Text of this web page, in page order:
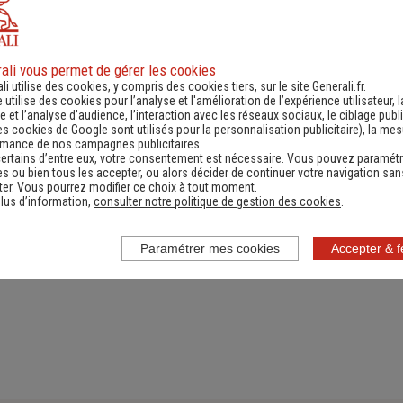
d'information
une actualité,
réglementation...)
Contacter un
(Obtenir un devis,
information, faire un
vous permet de gérer les cookies
utilise des cookies, y compris des cookies tiers, sur le site Generali.fr.
utilise des cookies pour l’analyse et l'amélioration de l’expérience utilisateur,
et l’analyse d’audience, l’interaction avec les réseaux sociaux, le ciblage
cookies de Google sont utilisés pour la personnalisation publicitaire), la
de nos campagnes publicitaires.
d’entre eux, votre consentement est nécessaire. Vous pouvez
ou bien tous les accepter, ou alors décider de continuer votre navigation
Vous pourrez modifier ce choix à tout moment.
d’information, consulter notre politique de gestion des cookies
Accepter &
Paramétrer mes cookies